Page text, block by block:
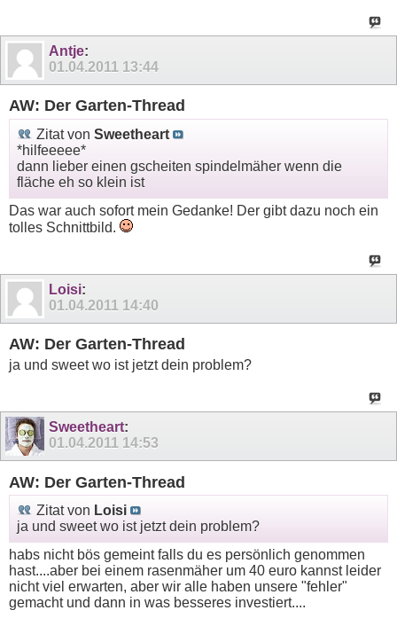
Antje:
01.04.2011 13:44
AW: Der Garten-Thread
Zitat von Sweetheart
*hilfeeeee*
dann lieber einen gscheiten spindelmäher wenn die
fläche eh so klein ist
Das war auch sofort mein Gedanke! Der gibt dazu noch ein
tolles Schnittbild.
Loisi:
01.04.2011 14:40
AW: Der Garten-Thread
ja und sweet wo ist jetzt dein problem?
Sweetheart:
01.04.2011 14:53
AW: Der Garten-Thread
Zitat von Loisi
ja und sweet wo ist jetzt dein problem?
habs nicht bös gemeint falls du es persönlich genommen
hast....aber bei einem rasenmäher um 40 euro kannst leider
nicht viel erwarten, aber wir alle haben unsere "fehler"
gemacht und dann in was besseres investiert....